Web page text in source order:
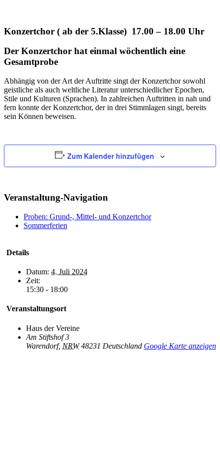
Konzertchor ( ab der 5.Klasse) 17.00 – 18.00 Uhr
Der Konzertchor hat einmal wöchentlich eine
Gesamtprobe
Abhängig von der Art der Auftritte singt der Konzertchor sowohl
geistliche als auch weltliche Literatur unterschiedlicher Epochen,
Stile und Kulturen (Sprachen). In zahlreichen Auftritten in nah und
fern konnte der Konzertchor, der in drei Stimmlagen singt, bereits
sein Können beweisen.
Zum Kalender hinzufügen
Veranstaltung-Navigation
Proben: Grund-, Mittel- und Konzertchor
Sommerferien
Details
Datum: 4. Juli 2024
Zeit:
15:30 - 18:00
Veranstaltungsort
Haus der Vereine
Am Stiftshof 3
Warendorf, NRW 48231 Deutschland Google Karte anzeigen